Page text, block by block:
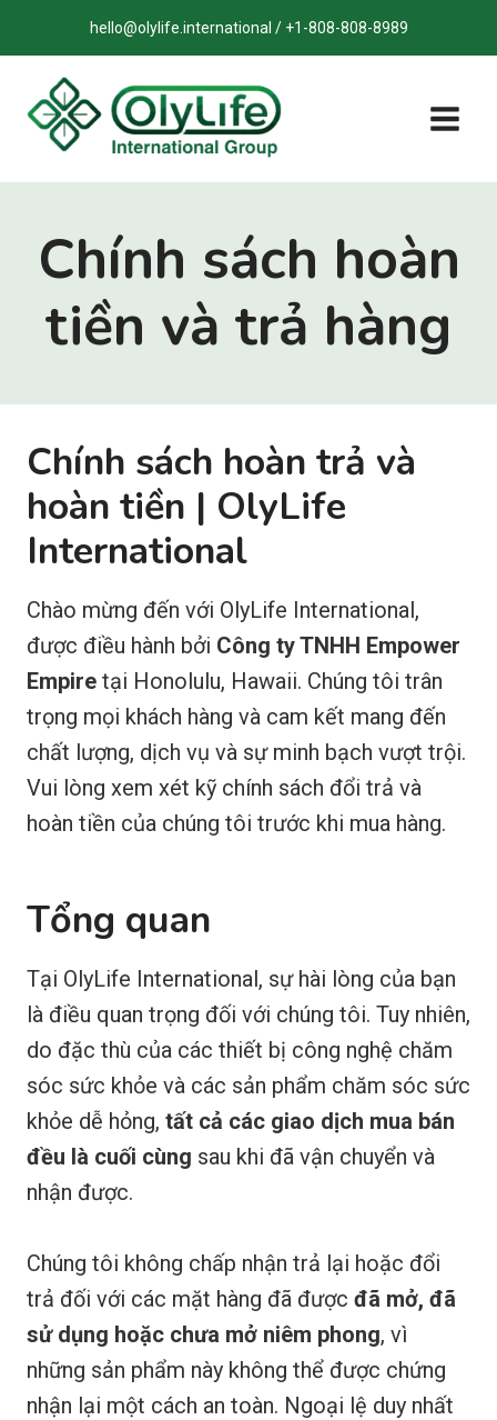
qua
dung
hello@olylife.international / +1-808-808-8989
Chính sách hoàn
tiền và trả hàng
Chính sách hoàn trả và
hoàn tiền | OlyLife
International
Chào mừng đến với OlyLife International,
được điều hành bởi Công ty TNHH Empower
Empire tại Honolulu, Hawaii. Chúng tôi trân
trọng mọi khách hàng và cam kết mang đến
chất lượng, dịch vụ và sự minh bạch vượt trội.
Vui lòng xem xét kỹ chính sách đổi trả và
hoàn tiền của chúng tôi trước khi mua hàng.
Tổng quan
Tại OlyLife International, sự hài lòng của bạn
là điều quan trọng đối với chúng tôi. Tuy nhiên,
do đặc thù của các thiết bị công nghệ chăm
sóc sức khỏe và các sản phẩm chăm sóc sức
khỏe dễ hỏng, tất cả các giao dịch mua bán
đều là cuối cùng sau khi đã vận chuyển và
nhận được.
Chúng tôi không chấp nhận trả lại hoặc đổi
trả đối với các mặt hàng đã được đã mở, đã
sử dụng hoặc chưa mở niêm phong, vì
những sản phẩm này không thể được chứng
nhận lại một cách an toàn. Ngoại lệ duy nhất